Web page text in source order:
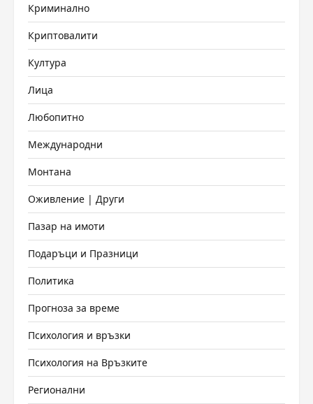
Криминално
Криптовалити
Култура
Лица
Любопитно
Международни
Монтана
Оживление | Други
Пазар на имоти
Подаръци и Празници
Политика
Прогноза за време
Психология и връзки
Психология на Връзките
Регионални